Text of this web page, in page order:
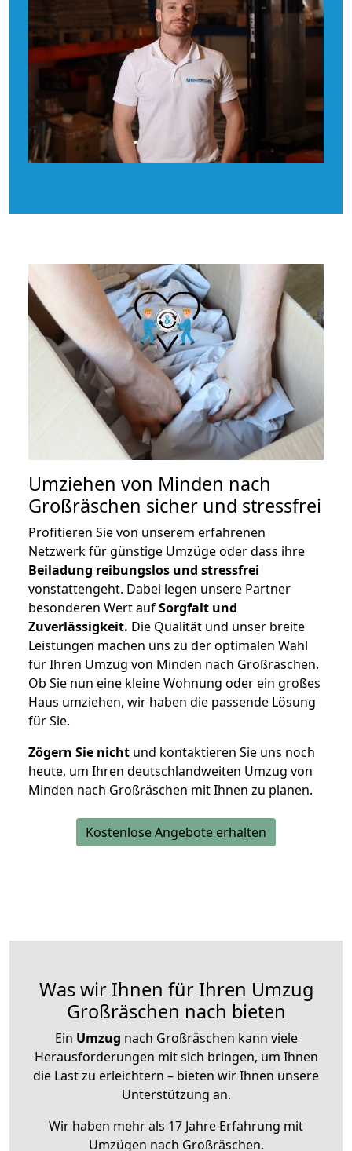
Umziehen von Minden nach
Großräschen sicher und stressfrei
Profitieren Sie von unserem erfahrenen
Netzwerk für günstige Umzüge oder dass ihre
Beiladung reibungslos und stressfrei
vonstattengeht. Dabei legen unsere Partner
besonderen Wert aufSorgfalt und
Zuverlässigkeit. Die Qualität und unser breite
Leistungen machen uns zu der optimalen Wahl
für Ihren Umzug von Minden nach Großräschen.
Ob Sie nun eine kleine Wohnung oder ein großes
Haus umziehen, wir haben die passende Lösung
für Sie.
Zögern Sie nicht und kontaktieren Sie uns noch
heute, um Ihren deutschlandweiten Umzug von
Minden nach Großräschen mit Ihnen zu planen.
Kostenlose Angebote erhalten
Was wir Ihnen für Ihren Umzug
Großräschen nach bieten
Ein Umzug nach Großräschen kann viele
Herausforderungen mit sich bringen, um Ihnen
die Last zu erleichtern – bieten wir Ihnen unsere
Unterstützung an.
Wir haben mehr als 17 Jahre Erfahrung mit
Umzügen nach Großräschen.